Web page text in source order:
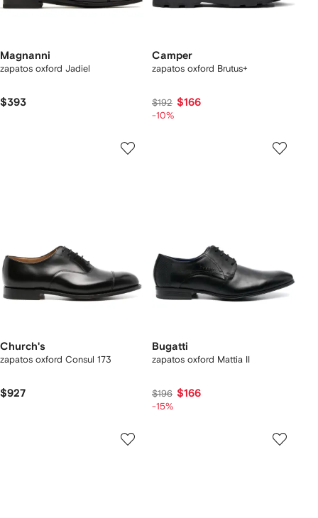
Magnanni
zapatos oxford Jadiel
$393
Camper
zapatos oxford Brutus+
$192 $166
-10%
Church's
zapatos oxford Consul 173
$927
Bugatti
zapatos oxford Mattia II
$196 $166
-15%